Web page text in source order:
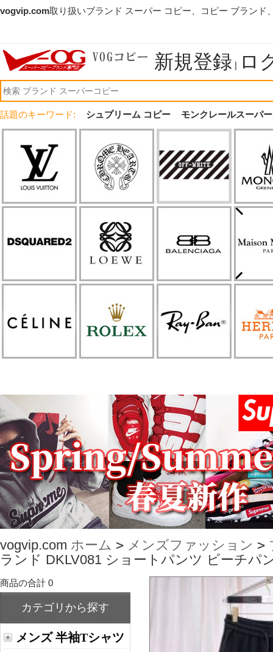
vogvip.com取り扱いブランド スーパー コピー、コピー ブランド
新規登録 | ロ
話題のキーワード: シュプリーム コピー モンクレールスーパ
vogvip.com ホーム > メンズファッション >
ランド DKLV081 ショートパンツ ビーチパ
商品の合計 0
カテゴリから探す
メンズ 半袖Tシャツ